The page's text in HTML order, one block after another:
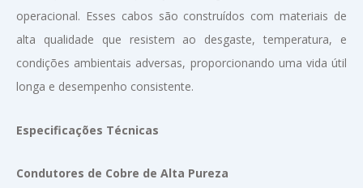
operacional. Esses cabos são construídos com materiais de
alta qualidade que resistem ao desgaste, temperatura, e
condições ambientais adversas, proporcionando uma vida útil
longa e desempenho consistente.
Especificações Técnicas
Condutores de Cobre de Alta Pureza